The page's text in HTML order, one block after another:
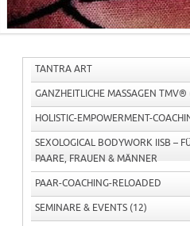
Facebook-Postings
Fessel-Abend – Fesselnde Momente
Fesselnde Weiblichkeit
Gehalten in Berührung – Bodywork & Seil –
Holistic-Empowerment-Coaching
KayanTra®-Post’s
Kontakt zu Tantra-Art
Männer-Jahrestraining
Newsletter
TANTRA ART
GANZHEITLICHE MASSAGEN TMV®
HOLISTIC-EMPOWERMENT-
SEXOLOGICAL BODYWORK IISB –
PAARE, FRAUEN & MÄNNER
PAAR-COACHING-RELOADED
SEMINARE & EVENTS (12)